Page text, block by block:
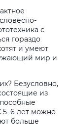
с
гораздо
и умеют
мир и
Безусловно,
из
5–6 лет можно
больше